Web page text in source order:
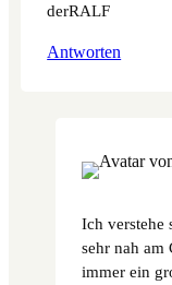
derRALF
Antworten
Ich verstehe
sehr nah am
immer ein